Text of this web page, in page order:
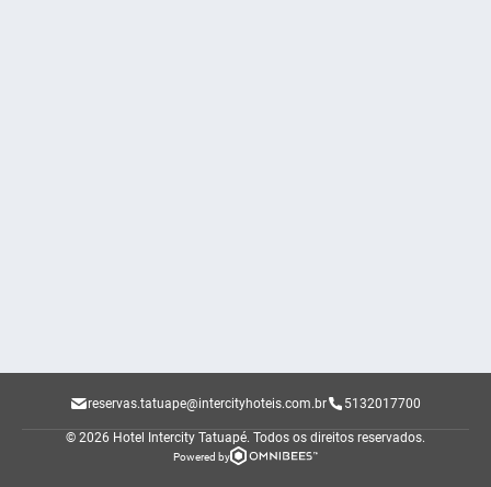
reservas.tatuape@intercityhoteis.com.br 5132017700
© 2026 Hotel Intercity Tatuapé. Todos os direitos reservados.
Powered by